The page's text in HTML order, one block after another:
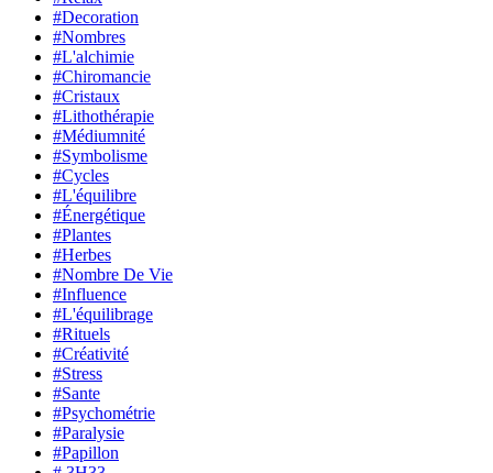
#Decoration
#Nombres
#L'alchimie
#Chiromancie
#Cristaux
#Lithothérapie
#Médiumnité
#Symbolisme
#Cycles
#L'équilibre
#Énergétique
#Plantes
#Herbes
#Nombre De Vie
#Influence
#L'équilibrage
#Rituels
#Créativité
#Stress
#Sante
#Psychométrie
#Paralysie
#Papillon